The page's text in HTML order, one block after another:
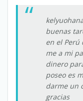
buenas
en el Perú
me a mi
dinero
poseo es
darme un
gracias